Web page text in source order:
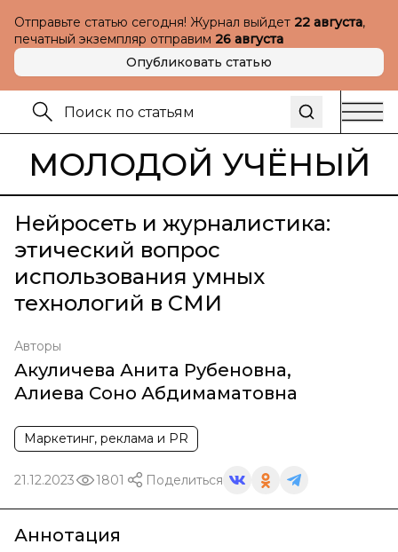
Отправьте статью сегодня! Журнал выйдет 22 августа,
печатный экземпляр отправим 26 августа
Опубликовать статью
МОЛОДОЙ УЧЁНЫЙ
Нейросеть и журналистика:
этический вопрос
использования умных
технологий в СМИ
Авторы
Акуличева Анита Рубеновна,
Алиева Соно Абдимаматовна
Маркетинг, реклама и PR
21.12.2023 1801 Поделиться
Аннотация